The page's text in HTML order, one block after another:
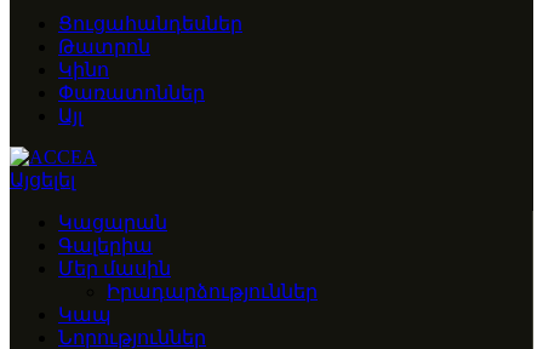
Ցուցահանդեսներ
Թատրոն
Կինո
Փառատոններ
Այլ
Այցելել
Կացարան
Գալերիա
Մեր մասին
Իրադարձություններ
Կապ
Նորություններ